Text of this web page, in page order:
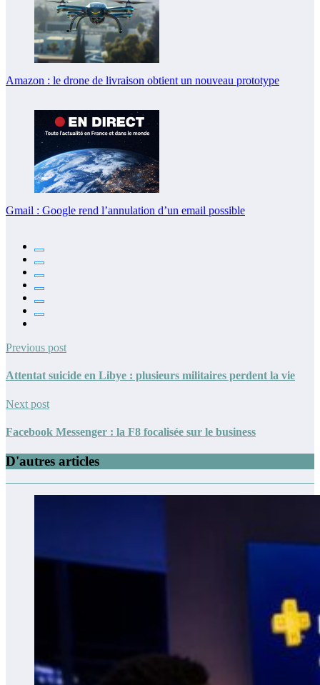
Amazon : le drone de livraison obtient un nouveau prototype
Gmail : Google rend l’annulation d’un email possible
Previous post
Attentat suicide en Libye : plusieurs militaires perdent la vie
Next post
Facebook Messenger : la F8 focalisée sur le business
D'autres articles